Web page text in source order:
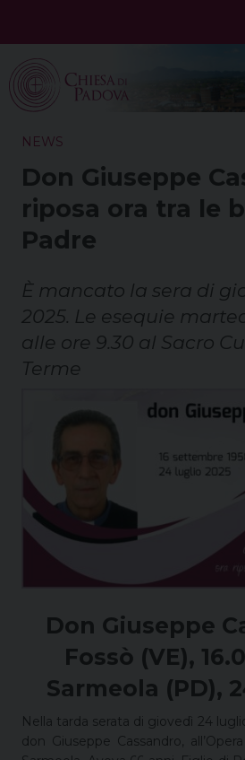
NEWS
Don Giuseppe
riposa ora tra le
Padre
È mancato la sera di
2025. Le esequie
alle ore 9.30 al Sacro
Terme
Don Giuseppe
Fossò (VE),
Sarmeola (PD),
Nella tarda serata di giovedì 24
don Giuseppe Cassandro,